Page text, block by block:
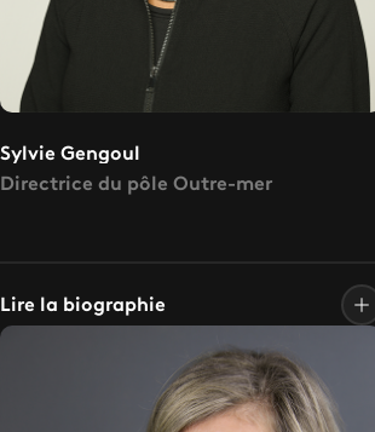
Sylvie Gengoul
Directrice du pôle Outre-mer
Lire la biographie